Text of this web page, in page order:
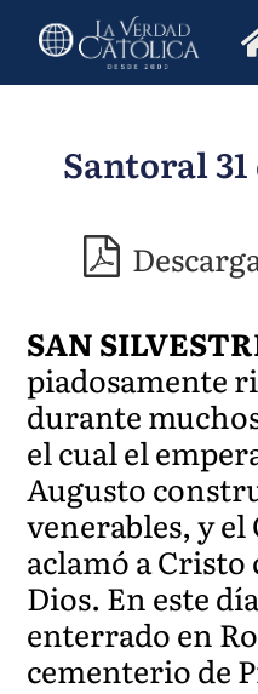
Santoral
SAN
piadosamente
durante
el cual el
Augusto
venerables, y
aclamó a
Dios. En este
enterrado en
cementerio de